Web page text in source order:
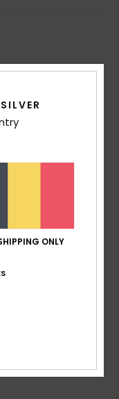
Geverifieerde aankoop
: 5
ONLY